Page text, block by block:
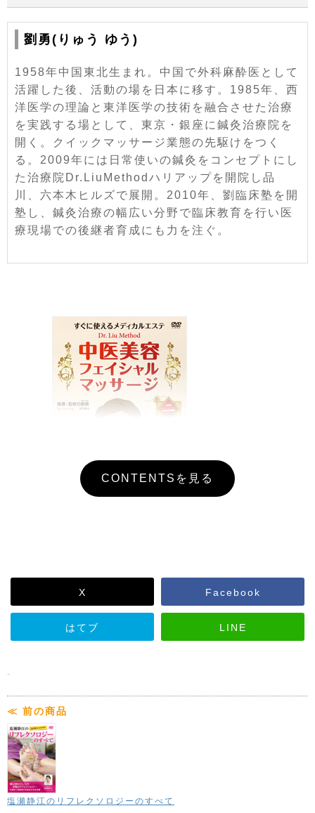
劉勇(りゅう ゆう)
1958年中国東北生まれ。中国で外科麻酔医として
活躍した後、活動の場を日本に移す。1985年、西
洋医学の理論と東洋医学の技術を融合させた治療
を実践する場として、東京・銀座に鍼灸治療院を
開く。クイックマッサージ業態の先駆けをつく
る。2009年には日常使いの鍼灸をコンセプトにし
た治療院Dr.LiuMethodハリアップを開院し品
川、六本木ヒルズで展開。2010年、劉臨床塾を開
塾し、鍼灸治療の幅広い分野で臨床教育を行い医
療現場での後継者育成にも力を注ぐ。
収録時間
48分
発売日
ジャンル
ボディ&フェイシャル
収録内容
●chapter1 くまの改善
1 プロローグ
CONTENTSを見る
X Facebook
はてブ LINE
-
≪ 前の商品
塩瀬静江のリフレクソロジーのすべて